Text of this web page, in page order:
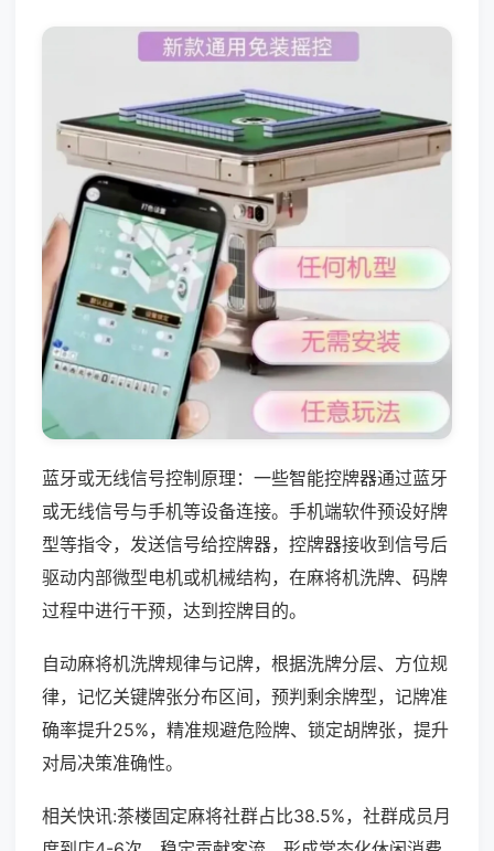
蓝牙或无线信号控制原理：一些智能控牌器通过蓝牙
或无线信号与手机等设备连接。手机端软件预设好牌
型等指令，发送信号给控牌器，控牌器接收到信号后
驱动内部微型电机或机械结构，在麻将机洗牌、码牌
过程中进行干预，达到控牌目的。
自动麻将机洗牌规律与记牌，根据洗牌分层、方位规
律，记忆关键牌张分布区间，预判剩余牌型，记牌准
确率提升25%，精准规避危险牌、锁定胡牌张，提升
对局决策准确性。
相关快讯:茶楼固定麻将社群占比38.5%，社群成员月